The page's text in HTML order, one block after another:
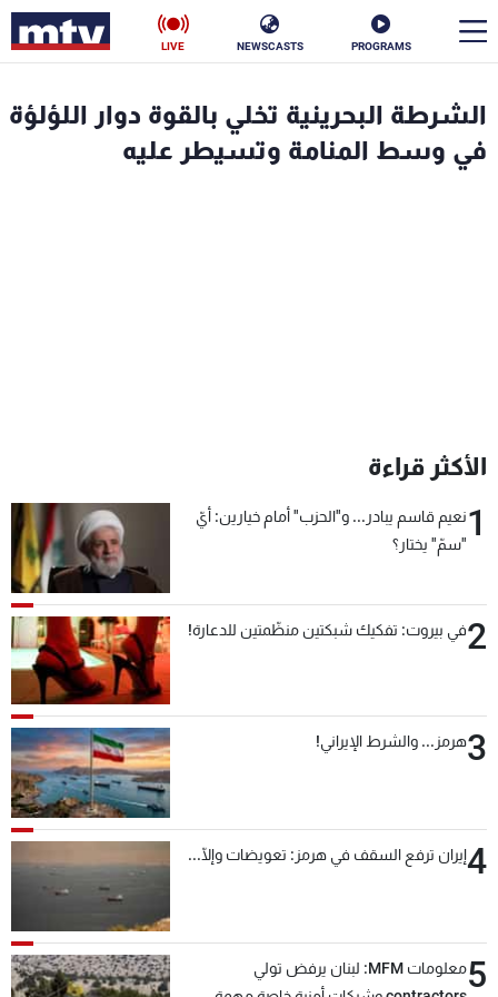
PROGRAMS
NEWSCASTS
LIVE
الشرطة البحرينية تخلي بالقوة دوار اللؤلؤة
في وسط المنامة وتسيطر عليه
الأكثر قراءة
1نعيم قاسم يبادر... و"الحزب" أمام خيارين: أيّ
"سمّ" يختار؟
2في بيروت: تفكيك شبكتين منظّمتين للدعارة!
3هرمز... والشرط الإيراني!
4إيران ترفع السقف في هرمز: تعويضات وإلّا...
5
معلومات MFM: لبنان يرفض تولي
الأخبار
البرامج
شاهد البرامج
الترددات
عن MTV
الإنـتـاج
وظائف
شروط الإسـتخدام
سياسة الخصوصية